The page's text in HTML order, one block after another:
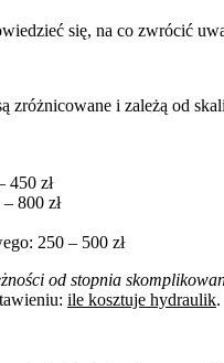
się, na co zwrócić
zróżnicowane i zależą od
450 zł
800 zł
250 – 500 zł
od stopnia
ile kosztuje hydraulik.